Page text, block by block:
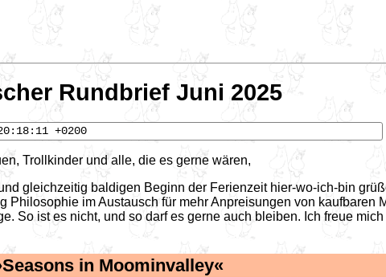
Rundbrief Juni 2025
+0200
Trollkinder und alle, die es gerne wären,
gleichzeitig baldigen Beginn der Ferienzeit hier-wo-ich-bin
Philosophie im Austausch für mehr Anpreisungen von
So ist es nicht, und so darf es gerne auch bleiben. Ich freue
in Moominvalley«